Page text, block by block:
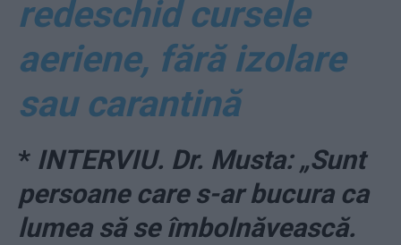
redeschid cursele
aeriene, fără izolare
sau carantină
* INTERVIU. Dr. Musta: „Sunt
persoane care s-ar bucura ca
lumea să se îmbolnăvească.